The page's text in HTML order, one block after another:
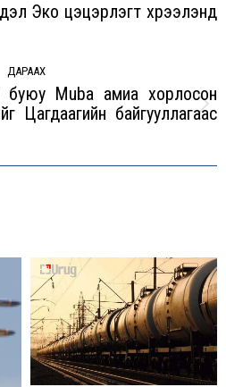
Previous
Эко цэцэрлэгт хүрээлэнд
ДАРААХ
Next
буюу Muba амиа хорлосон
Цагдаагийн байгууллагаас